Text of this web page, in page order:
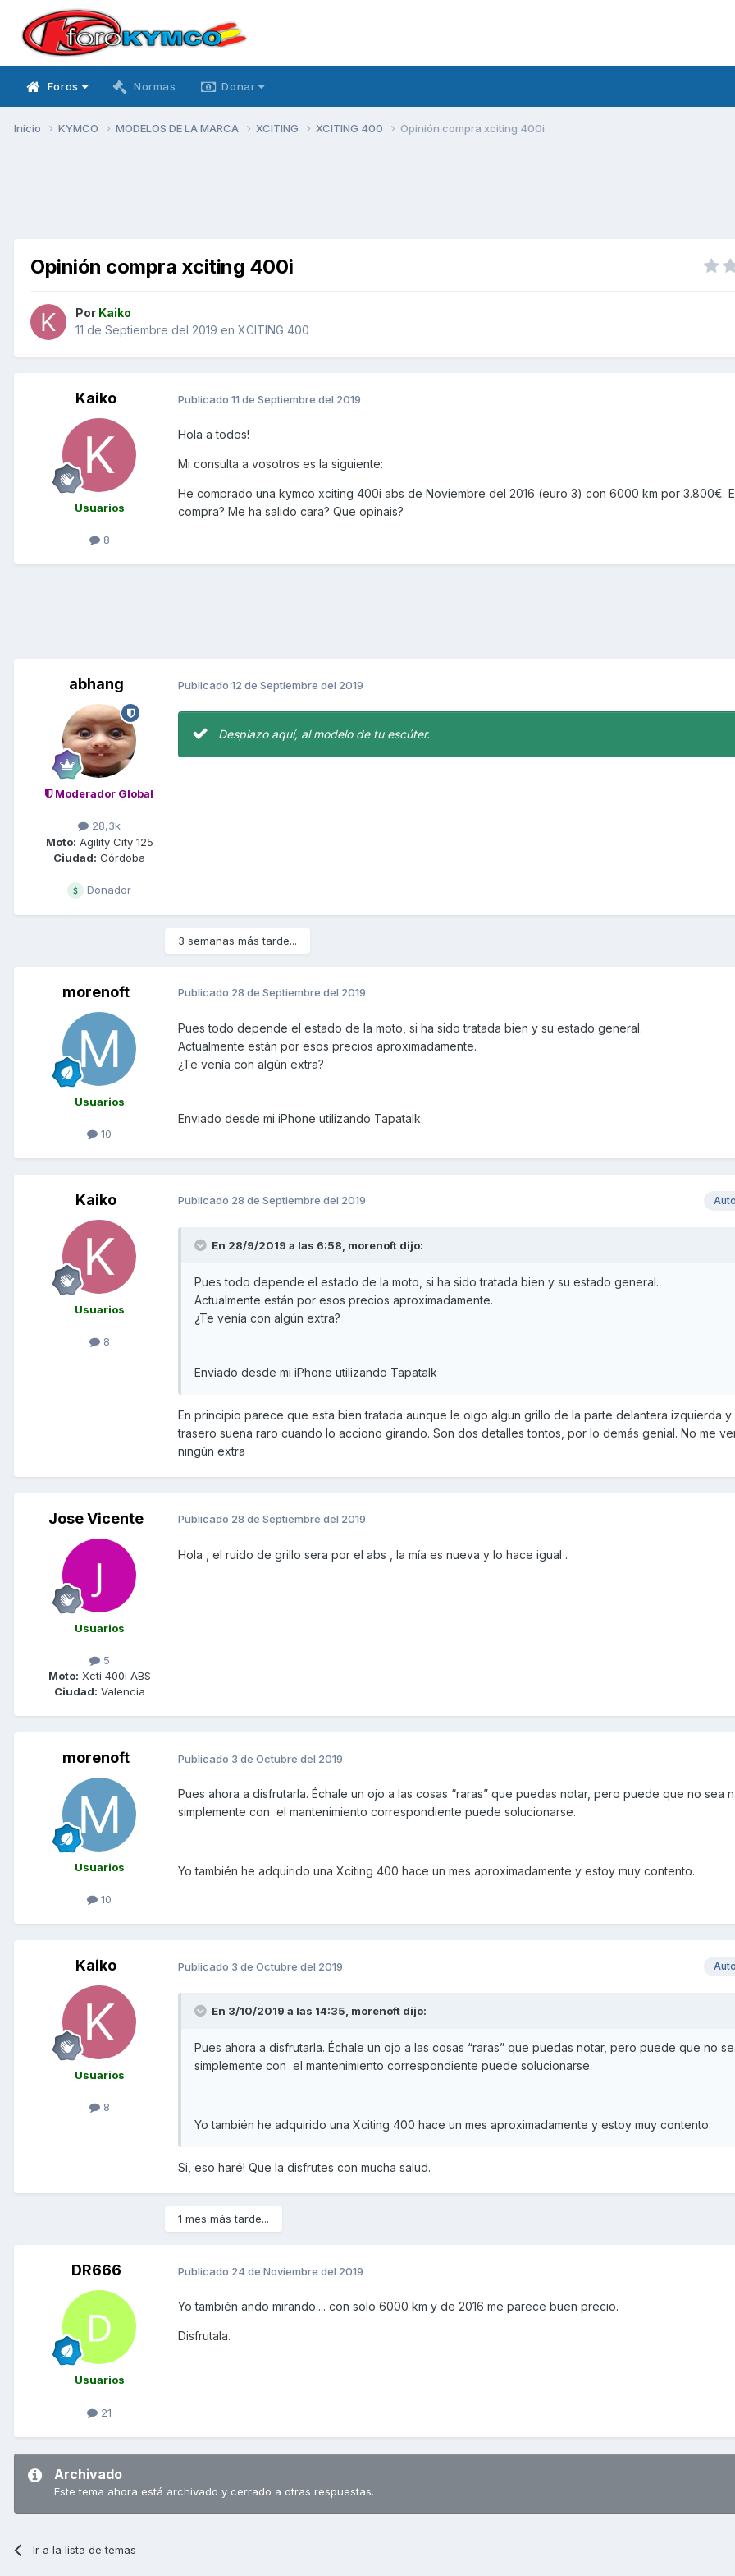
Foros Normas Donar
Inicio KYMCO MODELOS DE LA MARCA XCITING XCITING 400 Opinión compra xciting 400i
Opinión compra xciting 400i
Por Kaiko
11 de Septiembre del 2019 en XCITING 400
Kaiko
Usuarios
8
Publicado 11 de Septiembre del 2019
Hola a todos!
Mi consulta a vosotros es la siguiente:
He comprado una kymco xciting 400i abs de Noviembre del 2016 (euro 3) con 6000 km por 3.800€.
compra? Me ha salido cara? Que opinais?
abhang
Moderador Global
28,3k
Moto: Agility City 125
Ciudad: Córdoba
Donador
Publicado 12 de Septiembre del 2019
Desplazo aquí, al modelo de tu escúter.
3 semanas más tarde...
morenoft
Usuarios
10
Publicado 28 de Septiembre del 2019
Pues todo depende el estado de la moto, si ha sido tratada bien y su estado general.
Actualmente están por esos precios aproximadamente.
¿Te venía con algún extra?
Enviado desde mi iPhone utilizando Tapatalk
Kaiko
Usuarios
8
Publicado 28 de Septiembre del 2019
En 28/9/2019 a las 6:58, morenoft dijo:
Pues todo depende el estado de la moto, si ha sido tratada bien y su estado general.
Actualmente están por esos precios aproximadamente.
¿Te venía con algún extra?
Enviado desde mi iPhone utilizando Tapatalk
En principio parece que esta bien tratada aunque le oigo algun grillo de la parte delantera izquierda
trasero suena raro cuando lo acciono girando. Son dos detalles tontos, por lo demás genial. No me
ningún extra
Jose Vicente
Usuarios
5
Moto: Xcti 400i ABS
Ciudad: Valencia
Publicado 28 de Septiembre del 2019
Hola , el ruido de grillo sera por el abs , la mía es nueva y lo hace igual .
morenoft
Usuarios
10
Publicado 3 de Octubre del 2019
Pues ahora a disfrutarla. Échale un ojo a las cosas “raras” que puedas notar, pero puede que no sea
simplemente con el mantenimiento correspondiente puede solucionarse.
Yo también he adquirido una Xciting 400 hace un mes aproximadamente y estoy muy contento.
Kaiko
Usuarios
8
Publicado 3 de Octubre del 2019
En 3/10/2019 a las 14:35, morenoft dijo:
Pues ahora a disfrutarla. Échale un ojo a las cosas “raras” que puedas notar, pero puede que no
simplemente con el mantenimiento correspondiente puede solucionarse.
Yo también he adquirido una Xciting 400 hace un mes aproximadamente y estoy muy contento.
Si, eso haré! Que la disfrutes con mucha salud.
1 mes más tarde...
DR666
Usuarios
21
Publicado 24 de Noviembre del 2019
Yo también ando mirando.... con solo 6000 km y de 2016 me parece buen precio.
Disfrutala.
Archivado
Este tema ahora está archivado y cerrado a otras respuestas.
Ir a la lista de temas